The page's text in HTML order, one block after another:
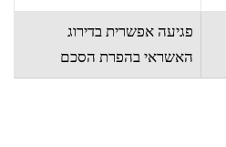
פגיעה אפשרית בדירוג
האשראי בהפרת הסכם